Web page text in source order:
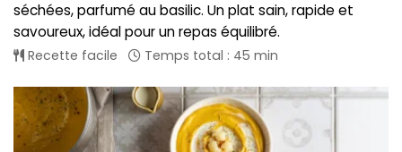
séchées, parfumé au basilic. Un plat sain, rapide et
savoureux, idéal pour un repas équilibré.
Recette facile Temps total : 45 min